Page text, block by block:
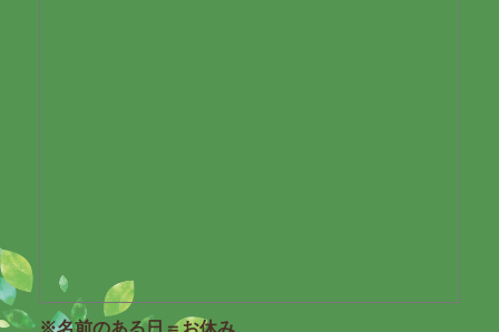
※名前のある日＝お休み